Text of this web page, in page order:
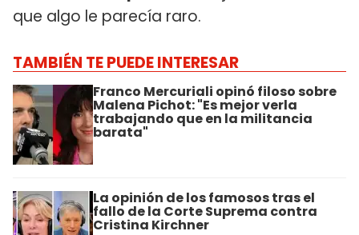
que algo le parecía raro.
TAMBIÉN TE PUEDE INTERESAR
Franco Mercuriali opinó filoso sobre
Malena Pichot: "Es mejor verla
trabajando que en la militancia
barata"
La opinión de los famosos tras el
fallo de la Corte Suprema contra
Cristina Kirchner